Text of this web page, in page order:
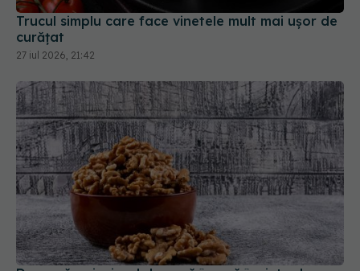
27 iul 2026, 21:42
De ce să pui miezul de nucă în apă înainte de
consum
01 feb 2026, 09:00